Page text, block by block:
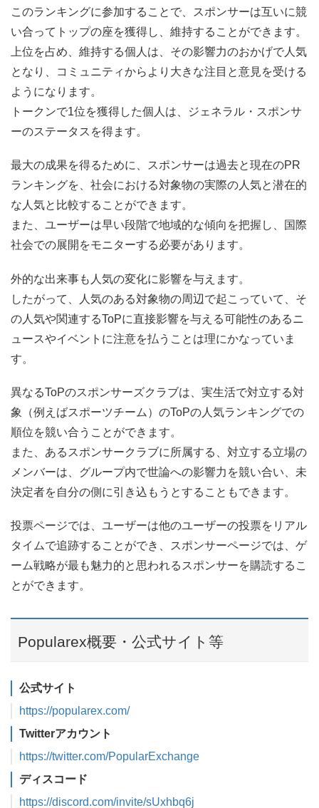
このランキングに参加することで、スポンサーは互いに競
い合ってトップの座を獲得し、維持することができます。
上位を占め、維持する個人は、その影響力のおかげで人気
となり、コミュニティからより大きな注目と意見を受ける
ようになります。
トークンで1位を獲得した個人は、ジェネラル・スポンサ
ーのステータスを得ます。
最大の成果を得るために、スポンサーは過去と現在のPR
ランキングを、社会における対象物の実際の人気と潜在的
な人気と比較することができます。
また、ユーザーは早い段階で地域的な傾向を把握し、国際
社会での展開をモニターする必要があります。
外的な出来事も人気の変化に影響を与えます。
したがって、人気のある対象物の周辺で起こっていて、そ
の人気や関連するToPに直接影響を与える可能性のあるニ
ュースやイベントに注意を払うことは理にかなっていま
す。
異なるToPのスポンサーズクラブは、実生活で対立する対
象（例えばスポーツチーム）のToPの人気ランキングでの
順位を競い合うことができます。
また、あるスポンサークラブに所属する、対立する立場の
メンバーは、グループ内で世論への影響力を競い合い、未
決定者を自分の側に引き込もうとすることもできます。
投票ページでは、ユーザーは他のユーザーの投票をリアル
タイムで追跡することができ、スポンサーページでは、ゲ
ーム戦略が最も魅力的と思われるスポンサーを購読するこ
とができます。
Popularex概要・公式サイト等
公式サイト
https://popularex.com/
Twitterアカウント
https://twitter.com/PopularExchange
ディスコード
https://discord.com/invite/sUxhbq6j